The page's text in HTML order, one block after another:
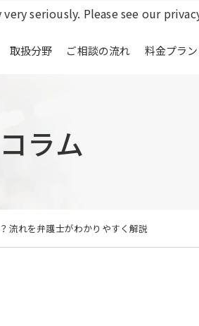
取扱分野 ご相談の流れ 料金プラン
コラム
流れを弁護士がわかりやすく解説
seriously. Please see our